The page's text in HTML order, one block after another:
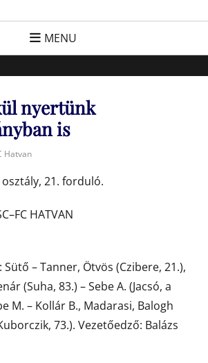
FC Hatvan
labdarúgásért, sportért!
MENU
nyertünk
is
Hatvan
21. forduló.
HATVAN
Sütő – Tanner, Ötvös (Czibere, 21.),
(Suha, 83.) – Sebe A. (Jacsó, a
M. – Kollár B., Madarasi, Balogh
73.). Vezetőedző: Balázs